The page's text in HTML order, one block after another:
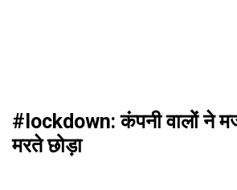
#lockdown: कंपनी वालों ने
मरते छोड़ा